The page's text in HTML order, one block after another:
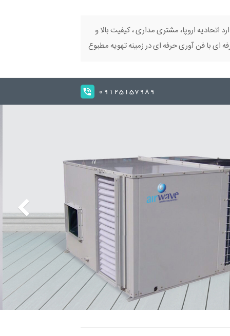
اتحادیه اروپا، مشتری مداری ، کیفیت بالا و
ای با فن آوری حرفه ای در زمینه تهویه مطبوع
09125157989